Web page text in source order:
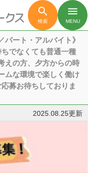

検索
menu
MENU
パート・アルバイト》
でなくても普通一種
えの方、夕方からの時
ムな環境で楽しく働け
募お待ちしておりま
2025.08.25更新